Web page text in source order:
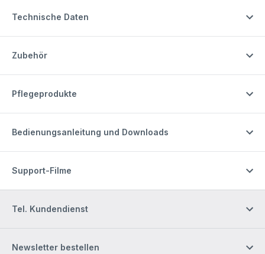
Technische Daten
Zubehör
Pflegeprodukte
Bedienungsanleitung und Downloads
Support-Filme
Tel. Kundendienst
Newsletter bestellen